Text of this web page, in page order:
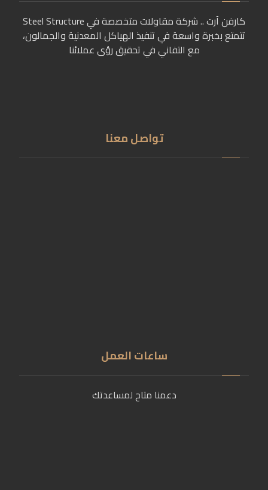
كارفن آرت .. شركة مقاولات متخصصة في Steel Structure
تتمتع بخبرة واسعة في تنفيذ الهياكل المعدنية والجمالون،
مع التفاني في تحقيق رؤى عملائنا
تواصل معنا
ساعات العمل
دعمنا متاح لمساعدتك